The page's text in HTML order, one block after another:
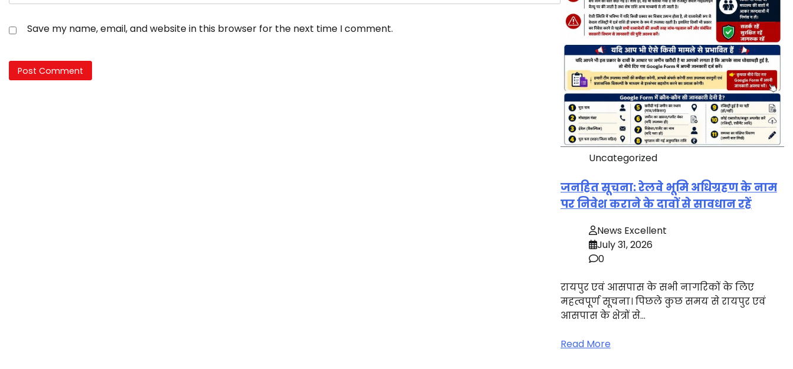
Save my name, email, and website in this browser for the next time I comment.
Uncategorized
जनहित सूचना: रेलवे भूमि अधिग्रहण के नाम
पर निवेश कराने के दावों से सावधान रहें
News Excellent
July 31, 2026
0
रायपुर एवं आसपास के सभी नागरिकों के लिए
महत्वपूर्ण सूचना। पिछले कुछ समय से रायपुर एवं
आसपास के क्षेत्रों से…
Read More